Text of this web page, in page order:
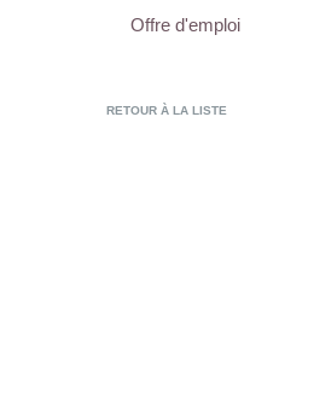
Offre d'emploi
RETOUR À LA LISTE